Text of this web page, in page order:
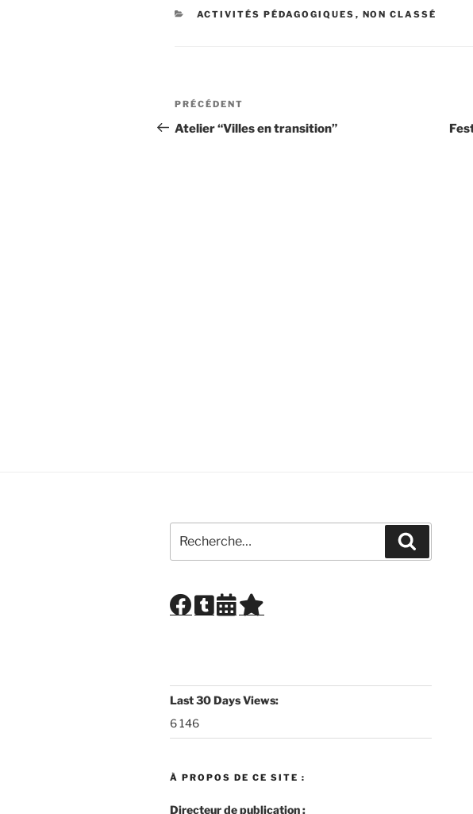
CATÉGORIES
ACTIVITÉS PÉDAGOGIQUES , NON CLASSÉ
Navigation
de
Article
précédent
PRÉCÉDENT
Atelier “Villes en transition”
pour
:
Last 30 Days Views:
6 146
À PROPOS DE CE SITE :
Directeur de publication :